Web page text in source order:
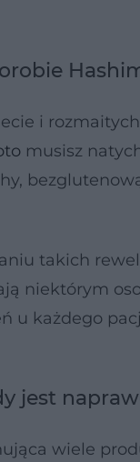
i
musisz
takich
niektórym
u każdego
jest
wiele